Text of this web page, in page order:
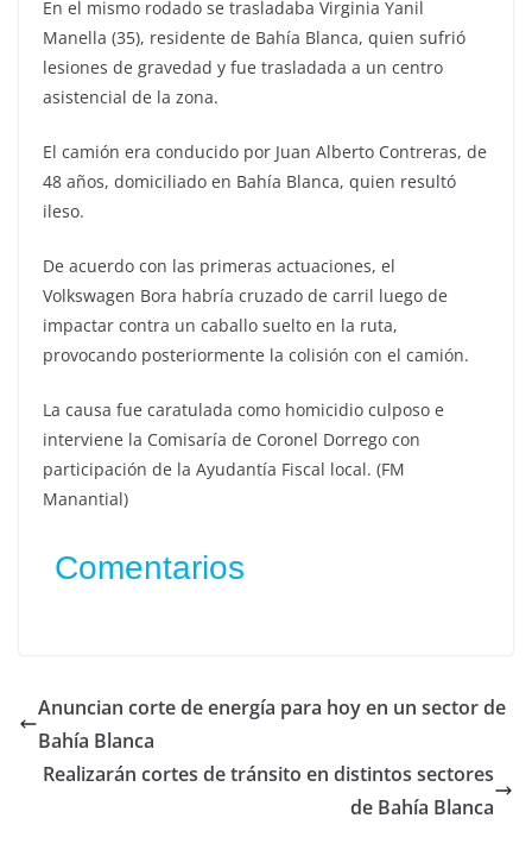
En el mismo rodado se trasladaba Virginia Yanil
Manella (35), residente de Bahía Blanca, quien sufrió
lesiones de gravedad y fue trasladada a un centro
asistencial de la zona.
El camión era conducido por Juan Alberto Contreras, de
48 años, domiciliado en Bahía Blanca, quien resultó
ileso.
De acuerdo con las primeras actuaciones, el
Volkswagen Bora habría cruzado de carril luego de
impactar contra un caballo suelto en la ruta,
provocando posteriormente la colisión con el camión.
La causa fue caratulada como homicidio culposo e
interviene la Comisaría de Coronel Dorrego con
participación de la Ayudantía Fiscal local. (FM
Manantial)
Comentarios
Anuncian corte de energía para hoy en un sector de
Bahía Blanca
Realizarán cortes de tránsito en distintos sectores
de Bahía Blanca